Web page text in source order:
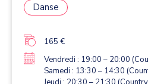
Danse
165 €
Vendredi : 19:00 – 20:00
Samedi : 13:30 – 14:30